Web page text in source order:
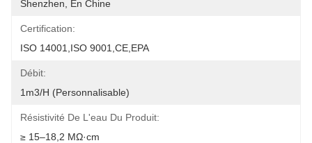
Shenzhen, En Chine
Certification:
ISO 14001,ISO 9001,CE,EPA
Débit:
1m3/h (personnalisable)
Résistivité De L'eau Du Produit:
≥ 15–18,2 MΩ·cm